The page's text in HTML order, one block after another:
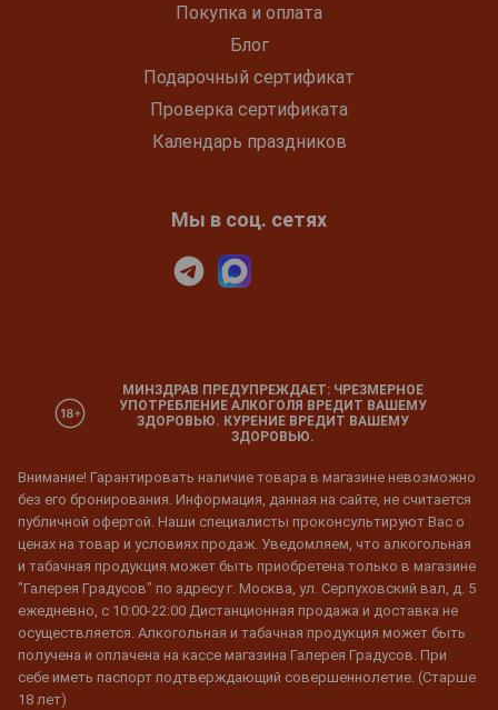
Покупка и оплата
Блог
Подарочный сертификат
Проверка сертификата
Календарь праздников
Мы в соц. сетях
МИНЗДРАВ ПРЕДУПРЕЖДАЕТ: ЧРЕЗМЕРНОЕ
УПОТРЕБЛЕНИЕ АЛКОГОЛЯ ВРЕДИТ ВАШЕМУ
ЗДОРОВЬЮ. КУРЕНИЕ ВРЕДИТ ВАШЕМУ
ЗДОРОВЬЮ.
Внимание! Гарантировать наличие товара в магазине невозможно
без его бронирования. Информация, данная на сайте, не считается
публичной офертой. Наши специалисты проконсультируют Вас о
ценах на товар и условиях продаж. Уведомляем, что алкогольная
и табачная продукция может быть приобретена только в магазине
"Галерея Градусов" по адресу г. Москва, ул. Серпуховский вал, д. 5
ежедневно, с 10:00-22:00 Дистанционная продажа и доставка не
осуществляется. Алкогольная и табачная продукция может быть
получена и оплачена на кассе магазина Галерея Градусов. При
себе иметь паспорт подтверждающий совершеннолетие. (Старше
18 лет)